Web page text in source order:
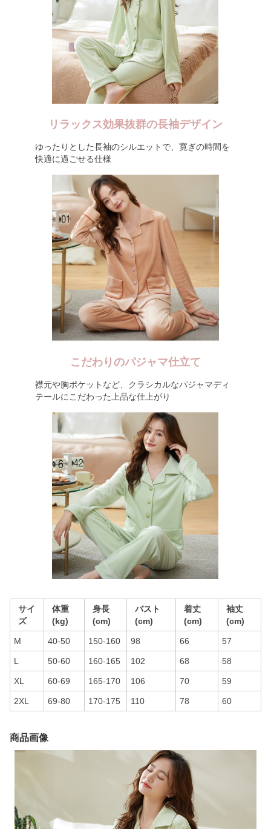
リラックス効果抜群の長袖デザイン
ゆったりとした長袖のシルエットで、寛ぎの時間を
快適に過ごせる仕様
こだわりのパジャマ仕立て
襟元や胸ポケットなど、クラシカルなパジャマディ
テールにこだわった上品な仕上がり
サイ
ズ
体重
(kg)
身長
(cm)
バスト
(cm)
着丈
(cm)
袖丈
(cm)
M 40-50 150-160 98 66 57
L 50-60 160-165 102 68 58
XL 60-69 165-170 106 70 59
2XL 69-80 170-175 110 78 60
商品画像